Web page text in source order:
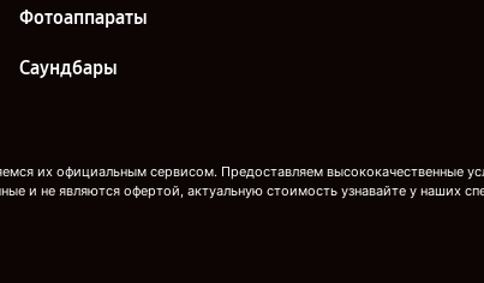
Фотоаппараты
Саундбары
их официальным сервисом. Предоставляем высококачественные
и не являются офертой, актуальную стоимость узнавайте у наших